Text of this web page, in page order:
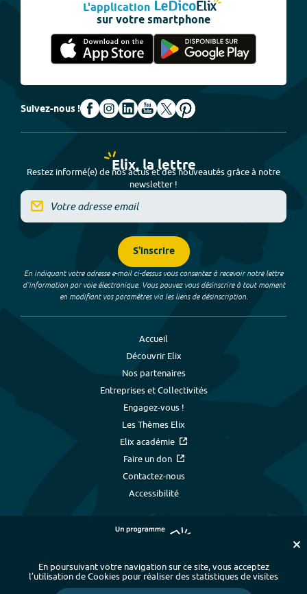
L'application
sur votre smartphone
Suivez-nous !
Elix, la lettre
Restez informé(e) de nos actus et des nouveautés grâce à notre
newsletter !
S'inscrire
En indiquant votre adresse e-mail ci-dessus vous consentez à recevoir notre lettre
d’information par voie électronique. Vous pouvez vous désinscrire à tout moment
en modifiant vos paramètres via les liens de désinscription.
Accueil
Découvrir Elix
Nos partenaires
Entreprises et Collectivités
Engagez-vous !
Les Thèmes Elix
Elix académie
Faire un don
Contactez-nous
Accessibilité
Plan du site - Index alphabétique -
En poursuivant votre navigation sur ce site, vous acceptez
l’utilisation de Cookies pour réaliser des statistiques de visites